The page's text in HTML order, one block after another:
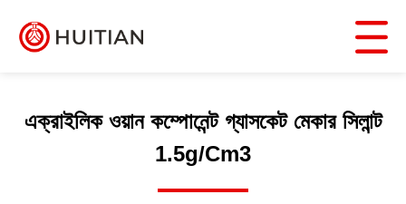
এক্রাইলিক ওয়ান কম্পোনেন্ট গ্যাসকেট মেকার সিলান্ট
1.5g/Cm3